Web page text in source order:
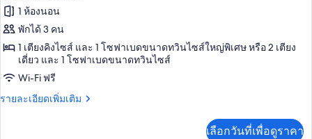
ของ
ห้อง
พัก,
ห้อง
นอน,
1 ห้องนอน
พักได้ 3 คน
1 เตียงคิงไซส์ และ 1 โซฟาเบดขนาดทวินไซส์ใหญ่พิเศษ หรือ 2 เตียง
เดี่ยว และ 1 โซฟาเบดขนาดทวินไซส์
Wi-Fi ฟรี
รายละเอียดเพิ่มเติม
ราย
เลือกวันที่เพื่อดูราคา